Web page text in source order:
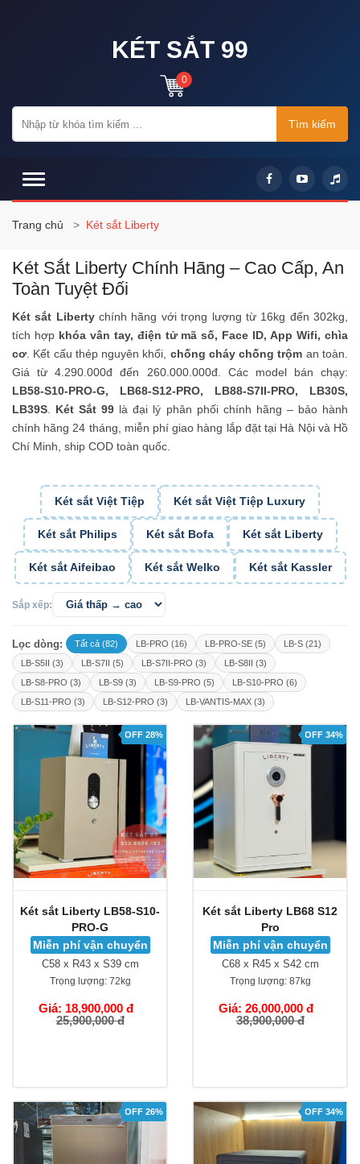
KÉT SẮT 99
0
Tìm kiếm
Trang chủ Két sắt Liberty
Két Sắt Liberty Chính Hãng – Cao Cấp, An
Toàn Tuyệt Đối
Két sắt Libertychính hãng với trọng lượng từ 16kg đến 302kg,
tích hợp khóa vân tay, điện tử mã số, Face ID, App Wifi, chìa
cơ . Kết cấu thép nguyên khối, chống cháy chống trộm an toàn.
Giá từ 4.290.000đ đến 260.000.000đ. Các model bán chạy:
LB58-S10-PRO-G, LB68-S12-PRO, LB88-S7II-PRO, LB30S,
LB39S
Két Sắt 99 là đại lý phân phối chính hãng – bảo hành
chính hãng 24 tháng, miễn phí giao hàng lắp đặt tại Hà Nội và Hồ
Chí Minh, ship COD toàn quốc.
Két sắt Việt Tiệp Két sắt Việt Tiệp Luxury
Két sắt Philips Két sắt Bofa Két sắt Liberty
Két sắt Aifeibao Két sắt Welko Két sắt Kassler
Sắp xếp:
Lọc dòng: Tất cả (82) LB-PRO (16) LB-PRO-SE (5)
LB-S (21)
LB-S5II (3)
LB-S7II (5) LB-S7II-PRO (3)
LB-S8II (3)
LB-S8-PRO (3)
LB-S9 (3) LB-S9-PRO (5)
LB-S10-PRO (6)
LB-S11-PRO (3)
LB-S12-PRO (3) LB-VANTIS-MAX (3)
OFF 28%
Két sắt Liberty LB58-S10-
PRO-G
Miễn phí vận chuyển
C58 x R43 x S39 cm
Trọng lượng:72kg
Giá: 18,900,000 đ
25,900,000 đ
OFF 34%
Két sắt Liberty LB68 S12
Pro
Miễn phí vận chuyển
C68 x R45 x S42 cm
Trọng lượng:87kg
Giá: 26,000,000 đ
38,900,000 đ
OFF 26% OFF 34%